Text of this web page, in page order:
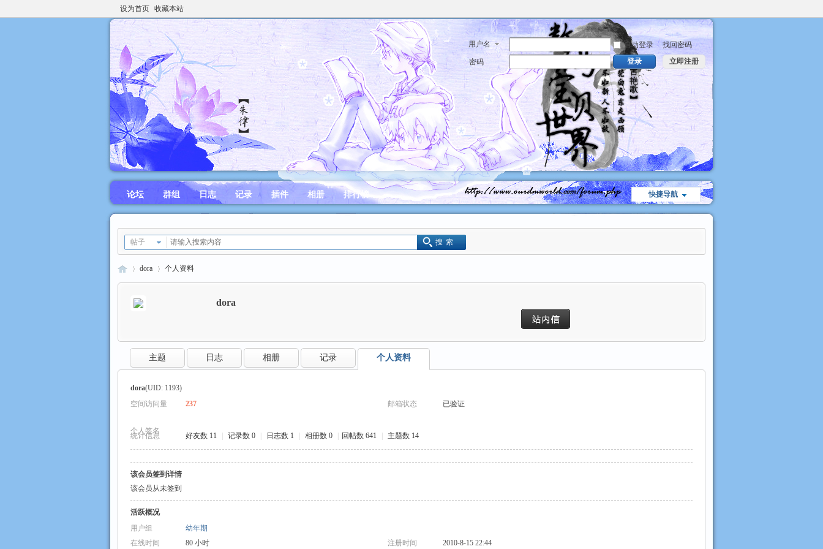
设为首页 收藏本站
用户名 自动登录
找回密码
密码
登录 立即注册
快捷导航
论坛 群组 日志 记录 插件 相册 排行榜
帖子 搜索
dora 个人资料
dora
主题 日志 相册 记录 个人资料
dora(UID: 1193)
空间访问量
237 邮箱状态 已验证
个人签名
统计信息 好友数 11 记录数 0 日志数 1 相册数 0 回帖数 641 主题数 14
该会员签到详情
该会员从未签到
活跃概况
用户组
幼年期
在线时间
80 小时 注册时间 2010-8-15 22:44